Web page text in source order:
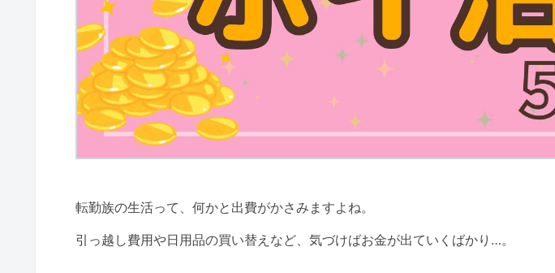
転勤族の生活って、何かと出費がかさみますよね。
引っ越し費用や日用品の買い替えなど、気づけばお金が出ていくばかり…。